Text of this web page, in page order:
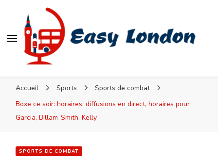
Accueil Sports
Sports de combat
Boxe ce soir: horaires, diffusions en direct, horaires pour
Garcia, Billam-Smith, Kelly
SPORTS DE COMBAT